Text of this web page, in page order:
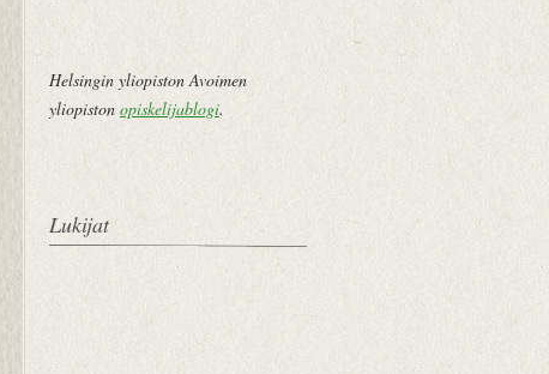
Helsingin yliopiston Avoimen
yliopiston opiskelijablogi.
Lukijat